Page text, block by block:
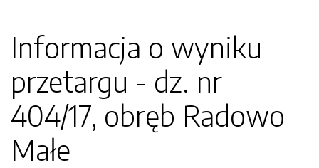
Informacja o wyniku
przetargu - dz. nr
404/17, obręb Radowo
Małe